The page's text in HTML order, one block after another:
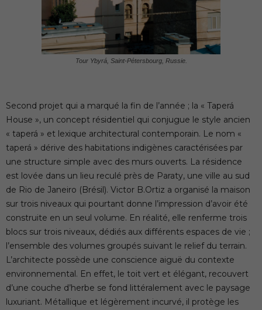
Tour Ybyrá, Saint-Pétersbourg, Russie.
Second projet qui a marqué la fin de l’année ; la « Taperá
House », un concept résidentiel qui conjugue le style ancien
« taperá » et lexique architectural contemporain. Le nom «
taperá » dérive des habitations indigènes caractérisées par
une structure simple avec des murs ouverts. La résidence
est lovée dans un lieu reculé près de Paraty, une ville au sud
de Rio de Janeiro (Brésil). Victor B.Ortiz a organisé la maison
sur trois niveaux qui pourtant donne l’impression d’avoir été
construite en un seul volume. En réalité, elle renferme trois
blocs sur trois niveaux, dédiés aux différents espaces de vie ;
l’ensemble des volumes groupés suivant le relief du terrain.
L’architecte possède une conscience aiguë du contexte
environnemental. En effet, le toit vert et élégant, recouvert
d’une couche d’herbe se fond littéralement avec le paysage
luxuriant. Métallique et légèrement incurvé, il protège les